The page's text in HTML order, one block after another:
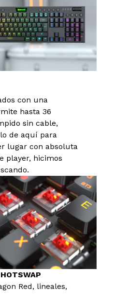
con una
hasta 36
sin cable,
de aquí para
lugar con absoluta
player, hicimos
Red, lineales,